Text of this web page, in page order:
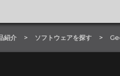
紹介 ソフトウェアを探す